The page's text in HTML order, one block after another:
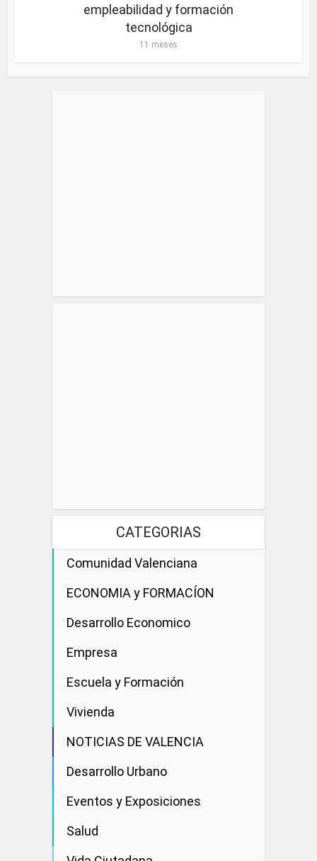
empleabilidad y formación
tecnológica
11 meses
CATEGORIAS
Comunidad Valenciana
ECONOMIA y FORMACÍON
Desarrollo Economico
Empresa
Escuela y Formación
Vivienda
NOTICIAS DE VALENCIA
Desarrollo Urbano
Eventos y Exposiciones
Salud